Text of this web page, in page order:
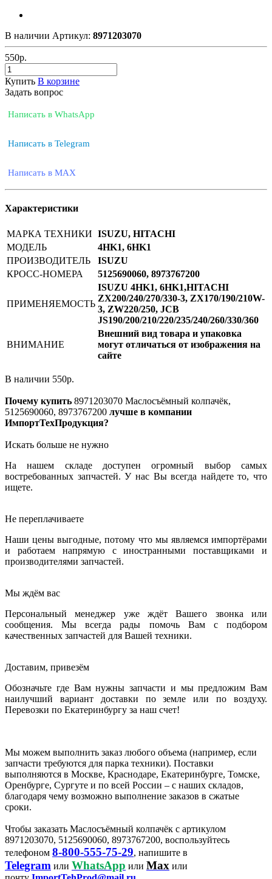
В наличии Артикул: 8971203070
550р.
Купить В корзине
Задать вопрос
Написать в WhatsApp
Написать в Telegram
Написать в MAX
Характеристики
МАРКА ТЕХНИКИ ISUZU, HITACHI
МОДЕЛЬ
4HK1, 6HK1
ПРОИЗВОДИТЕЛЬ
ISUZU
КРОСС-НОМЕРА
5125690060, 8973767200
ПРИМЕНЯЕМОСТЬ
ISUZU 4HK1, 6HK1,HITACHI
ZX200/240/270/330-3, ZX170/190/210W-
3, ZW220/250, JCB
JS190/200/210/220/235/240/260/330/360
ВНИМАНИЕ
Внешний вид товара и упаковка
могут отличаться от изображения на
сайте
В наличии 550р.
Почему купить 8971203070 Маслосъёмный колпачёк,
5125690060, 8973767200 лучше в компании
ИмпортТехПродукция?
Искать больше не нужно
На нашем складе доступен огромный выбор самых
востребованных запчастей. У нас Вы всегда найдете то, что
ищете.
Не переплачиваете
Наши цены выгодные, потому что мы являемся импортёрами
и работаем напрямую с иностранными поставщиками и
производителями запчастей.
Мы ждём вас
Персональный менеджер уже ждёт Вашего звонка или
сообщения. Мы всегда рады помочь Вам с подбором
качественных запчастей для Вашей техники.
Доставим, привезём
Обозначьте где Вам нужны запчасти и мы предложим Вам
наилучший вариант доставки по земле или по воздуху.
Перевозки по Екатеринбургу за наш счет!
Мы можем выполнить заказ любого объема (например, если
запчасти требуются для парка техники). Поставки
выполняются в Москве, Краснодаре, Екатеринбурге, Томске,
Оренбурге, Сургуте и по всей России – с наших складов,
благодаря чему возможно выполнение заказов в сжатые
сроки.
Чтобы заказать Маслосъёмный колпачёк с артикулом
8971203070, 5125690060, 8973767200, воспользуйтесь
телефоном 8-800-555-75-29, напишите в
Telegram или WhatsApp или Max или